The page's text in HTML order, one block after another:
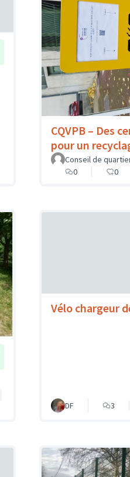
CQVPB – Des
pour un
Conseil de
0
0
Vélo chargeur
DF 3